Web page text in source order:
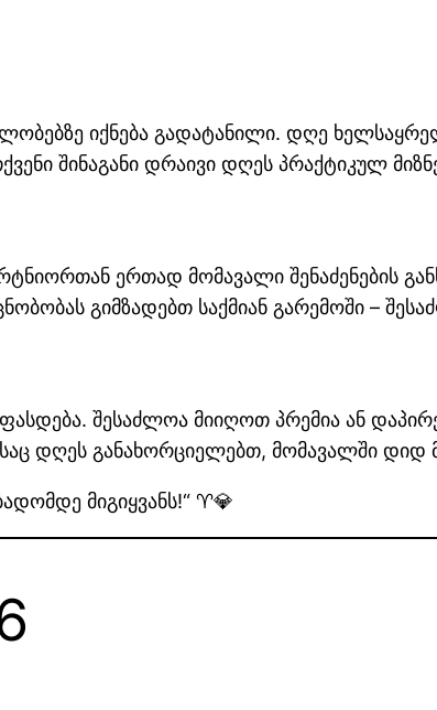
იქნება გადატანილი. დღე
შინაგანი დრაივი დღეს პრაქტიკულ
ერთად მომავალი შენაძენების
გიმზადებთ საქმიან გარემოში –
შესაძლოა მიიღოთ პრემია ან
დღეს განახორციელებთ, მომავალში დიდ
მიგიყვანს!“ ♈💎